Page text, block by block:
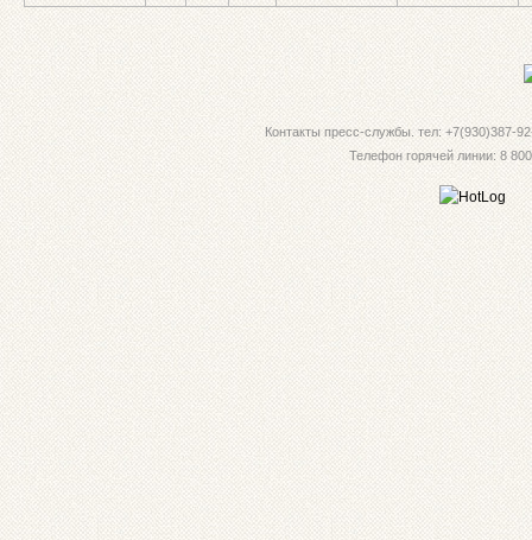
Контакты пресс-службы. тел: +7(930)387-
Телефон горячей линии: 8